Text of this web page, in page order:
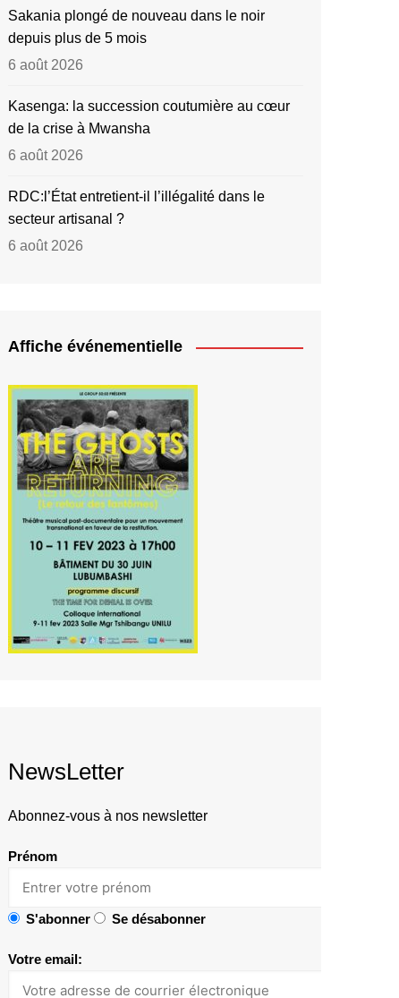
Sakania plongé de nouveau dans le noir
depuis plus de 5 mois
6 août 2026
Kasenga: la succession coutumière au cœur
de la crise à Mwansha
6 août 2026
RDC:l’État entretient-il l’illégalité dans le
secteur artisanal ?
6 août 2026
Affiche événementielle
NewsLetter
Abonnez-vous à nos newsletter
Prénom
S'abonner Se désabonner
Votre email: